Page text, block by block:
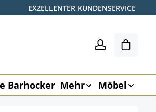
EXZELLENTER KUNDENSERVICE
Barhocker Mehr Möbel